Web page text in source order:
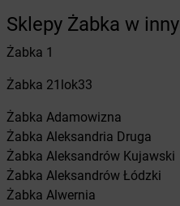
Sklepy Żabka w
Żabka 1
Żabka 21lok33
Żabka Adamowizna
Żabka Aleksandria Druga
Żabka Aleksandrów Kujawski
Żabka Aleksandrów Łódzki
Żabka Alwernia